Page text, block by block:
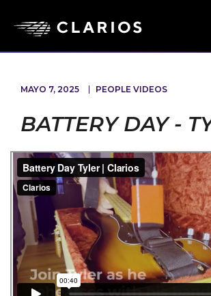
MAYO 7, 2025 PEOPLE VIDEOS
BATTERY DAY -